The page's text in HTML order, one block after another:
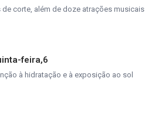
corte, além de doze atrações musicais
feira,6
à hidratação e à exposição ao sol